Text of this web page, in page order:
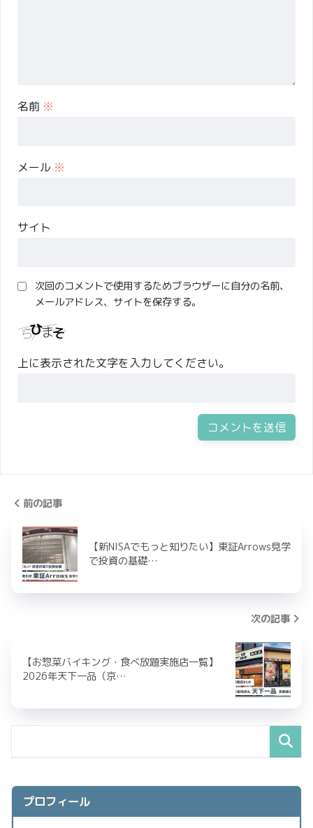
名前 ※
メール ※
サイト
次回のコメントで使用するためブラウザーに自分の名前、
メールアドレス、サイトを保存する。
上に表示された文字を入力してください。
前の記事
【新NISAでもっと知りたい】東証Arrows見学
で投資の基礎…
次の記事
【お惣菜バイキング・食べ放題実施店一覧】
2026年天下一品（京…
プロフィール